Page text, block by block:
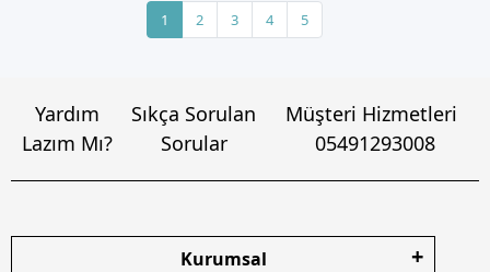
1 2 3 4 5
Yardım
Lazım Mı?
Sıkça Sorulan
Sorular
Müşteri Hizmetleri
05491293008
Kurumsal